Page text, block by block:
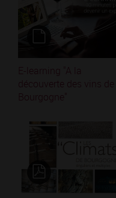
E-learning "A la
découverte des vins de
Bourgogne"